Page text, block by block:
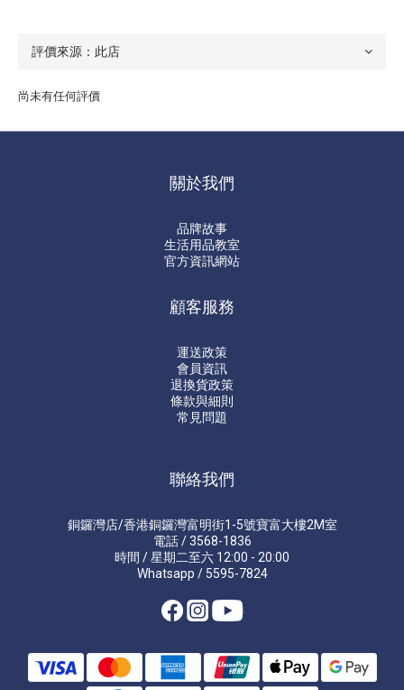
尚未有任何評價
關於我們
品牌故事
生活用品教室
官方資訊網站
顧客服務
運送政策
會員資訊
退換貨政策
條款與細則
常見問題
聯絡我們
銅鑼灣店/香港銅鑼灣富明街1-5號寶富大樓2M室
電話 / 3568-1836
時間 / 星期二至六 12:00 - 20:00
Whatsapp / 5595-7824